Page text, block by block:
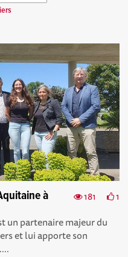
181 1
à
un partenaire majeur du
et lui apporte son